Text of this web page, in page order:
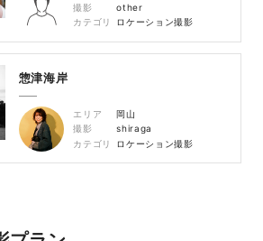
撮影
other
カテゴリ
ロケーション撮影
惣津海岸
エリア
岡山
撮影
shiraga
カテゴリ
ロケーション撮影